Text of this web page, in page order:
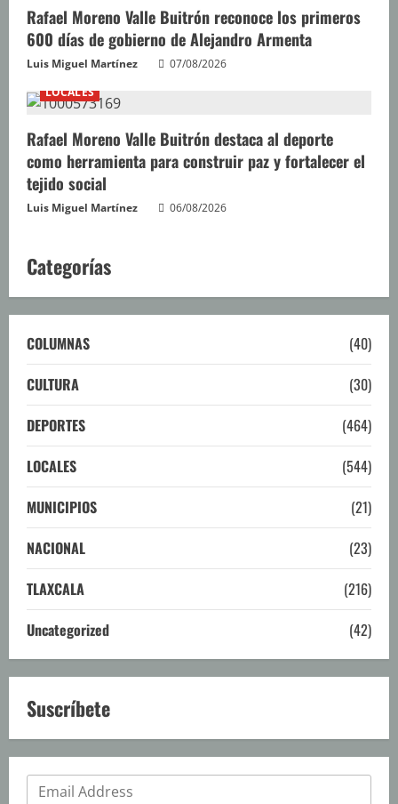
o
Rafael Moreno Valle Buitrón reconoce los primeros
600 días de gobierno de Alejandro Armenta
Luis Miguel Martínez
07/08/2026
LOCALES
Rafael Moreno Valle Buitrón destaca al deporte
como herramienta para construir paz y fortalecer el
tejido social
Luis Miguel Martínez 06/08/2026
Categorías
COLUMNAS
(40)
CULTURA
(30)
DEPORTES
(464)
LOCALES
(544)
MUNICIPIOS
(21)
NACIONAL
(23)
TLAXCALA
(216)
Uncategorized
(42)
Suscríbete